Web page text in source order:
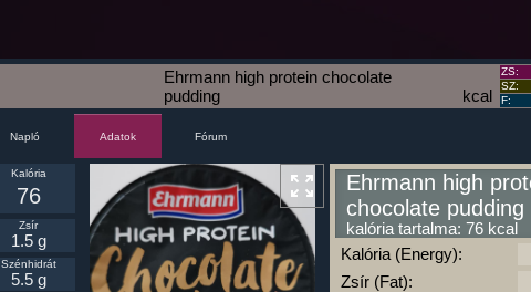
kcal
Ehrmann high protein chocolate
pudding
ZS:
SZ:
F:
Napló Adatok Fórum
Kalória
76
Zsír
1.5 g
Szénhidrát
5.5 g
Ehrmann high
chocolate pudding
kalória tartalma: 76 kcal
Kalória (Energy):
Zsír (Fat):